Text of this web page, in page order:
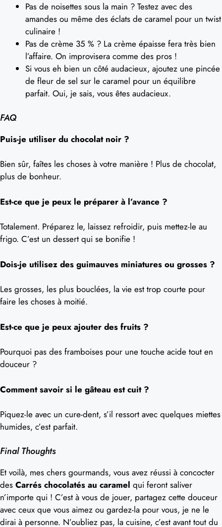
Pas de noisettes sous la main ? Testez avec des
amandes ou même des éclats de caramel pour un twist
culinaire !
Pas de crème 35 % ? La crème épaisse fera très bien
l’affaire. On improvisera comme des pros !
Si vous eh bien un côté audacieux, ajoutez une pincée
de fleur de sel sur le caramel pour un équilibre
parfait. Oui, je sais, vous êtes audacieux.
FAQ
Puis-je utiliser du chocolat noir ?
Bien sûr, faîtes les choses à votre manière ! Plus de chocolat,
plus de bonheur.
Est-ce que je peux le préparer à l’avance ?
Totalement. Préparez le, laissez refroidir, puis mettez-le au
frigo. C’est un dessert qui se bonifie !
Dois-je utilisez des guimauves miniatures ou grosses ?
Les grosses, les plus bouclées, la vie est trop courte pour
faire les choses à moitié.
Est-ce que je peux ajouter des fruits ?
Pourquoi pas des framboises pour une touche acide tout en
douceur ?
Comment savoir si le gâteau est cuit ?
Piquez-le avec un cure-dent, s’il ressort avec quelques miettes
humides, c’est parfait.
Final Thoughts
Et voilà, mes chers gourmands, vous avez réussi à concocter
des Carrés chocolatés au caramel qui feront saliver
n’importe qui ! C’est à vous de jouer, partagez cette douceur
avec ceux que vous aimez ou gardez-la pour vous, je ne le
dirai à personne. N’oubliez pas, la cuisine, c’est avant tout du